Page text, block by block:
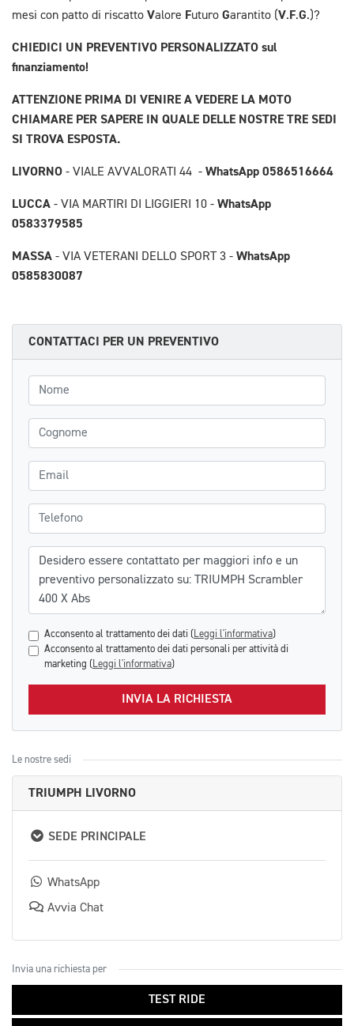
mesi con patto di riscatto Valore Futuro Garantito (V.F.G.)?
CHIEDICI UN PREVENTIVO PERSONALIZZATO sul
finanziamento!
ATTENZIONE PRIMA DI VENIRE A VEDERE LA MOTO
CHIAMARE PER SAPERE IN QUALE DELLE NOSTRE TRE SEDI
SI TROVA ESPOSTA.
LIVORNO - VIALE AVVALORATI 44 - WhatsApp 0586516664
LUCCA - VIA MARTIRI DI LIGGIERI 10 - WhatsApp
0583379585
MASSA - VIA VETERANI DELLO SPORT 3 - WhatsApp
0585830087
CONTATTACI PER UN PREVENTIVO
Nome
Cognome
Email
Telefono
Messaggio
Acconsento al trattamento dei dati ( Leggi l'informativa)
Acconsento al trattamento dei dati personali per attività di
marketing ( Leggi l'informativa)
INVIA LA RICHIESTA
Le nostre sedi
TRIUMPH LIVORNO
SEDE PRINCIPALE
WhatsApp
Avvia Chat
Invia una richiesta per
TEST RIDE